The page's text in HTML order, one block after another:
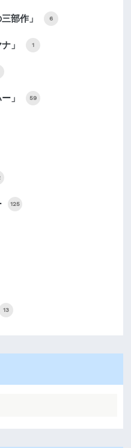
部作」 6
」 1
」 59
125
13